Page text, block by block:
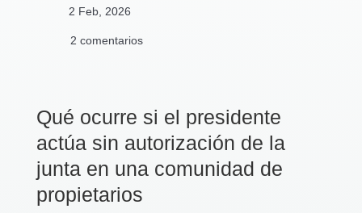
2 Feb, 2026
2 comentarios
Qué ocurre si el presidente
actúa sin autorización de la
junta en una comunidad de
propietarios